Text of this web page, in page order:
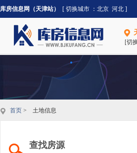
库房信息网（天津站） [ 切换城市 ： 北京 河北 ]
[切
首页 > 土地信息
查找房源